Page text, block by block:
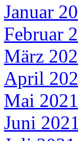
Januar
Februar
März
April
Mai 2021
Juni 2021